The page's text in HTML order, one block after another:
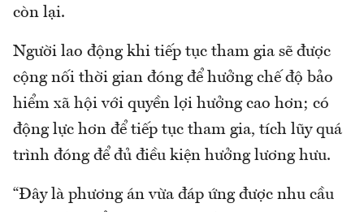
còn lại.
Người lao động khi tiếp tục tham gia sẽ được
cộng nối thời gian đóng để hưởng chế độ bảo
hiểm xã hội với quyền lợi hưởng cao hơn; có
động lực hơn để tiếp tục tham gia, tích lũy quá
trình đóng để đủ điều kiện hưởng lương hưu.
“Đây là phương án vừa đáp ứng được nhu cầu